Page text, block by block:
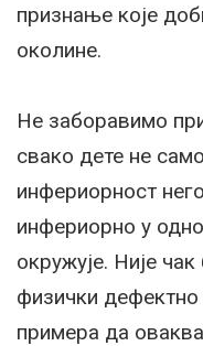
признање које
околине.
Не заборавимо
свако дете не
инфериорност
инфериорно у
окружује. Није
физички
примера да